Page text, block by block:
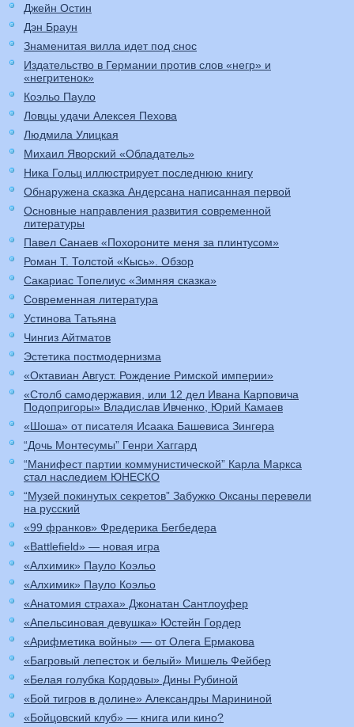
Джейн Остин
Дэн Браун
Знаменитая вилла идет под снос
Издательство в Германии против слов «негр» и
«негритенок»
Коэльо Пауло
Ловцы удачи Алексея Пехова
Людмила Улицкая
Михаил Яворский «Обладатель»
Ника Гольц иллюстрирует последнюю книгу
Обнаружена сказка Андерсана написанная первой
Основные направления развития современной
литературы
Павел Санаев «Похороните меня за плинтусом»
Роман Т. Толстой «Кысь». Обзор
Сакариас Топелиус «Зимняя сказка»
Современная литература
Устинова Татьяна
Чингиз Айтматов
Эстетика постмодернизма
«Октавиан Август. Рождение Римской империи»
«Столб самодержавия, или 12 дел Ивана Карповича
Подопригоры» Владислав Ивченко, Юрий Камаев
«Шоша» от писателя Исаака Башевиса Зингера
“Дочь Монтесумы” Генри Хаггард
“Манифест партии коммунистической” Карла Маркса
стал наследием ЮНЕСКО
“Музей покинутых секретов” Забужко Оксаны перевели
на русский
«99 франков» Фредерика Бегбедера
«Battlefield» — новая игра
«Алхимик» Пауло Коэльо
«Алхимик» Пауло Коэльо
«Анатомия страха» Джонатан Сантлоуфер
«Апельсиновая девушка» Юстейн Гордер
«Арифметика войны» — от Олега Ермакова
«Багровый лепесток и белый» Мишель Фейбер
«Белая голубка Кордовы» Дины Рубиной
«Бой тигров в долине» Александры Марининой
«Бойцовский клуб» — книга или кино?